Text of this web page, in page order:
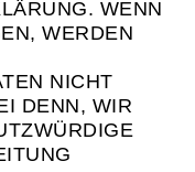
WENN
WERDEN
NICHT
DENN, WIR